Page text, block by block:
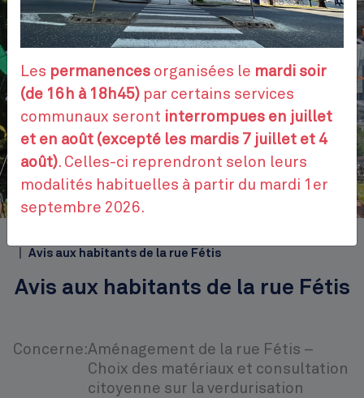
Cinquantenaire
RENDEZ-VOUS
CONTACTEZ-NOUS
Avis aux habitants de la rue Fétis
Avis aux habitants de la rue Fétis
Concerne:Aménagement de la rue Fétis –
Choix des matériaux et consultation
citoyenne sur la verdurisation
Les permanences organisées le mardi soir
(de 16h à 18h45) par certains services
communaux seront interrompues en juillet
et en août (excepté les mardis 7 juillet et 4
août). Celles-ci reprendront selon leurs
modalités habituelles à partir du mardi 1er
septembre 2026.